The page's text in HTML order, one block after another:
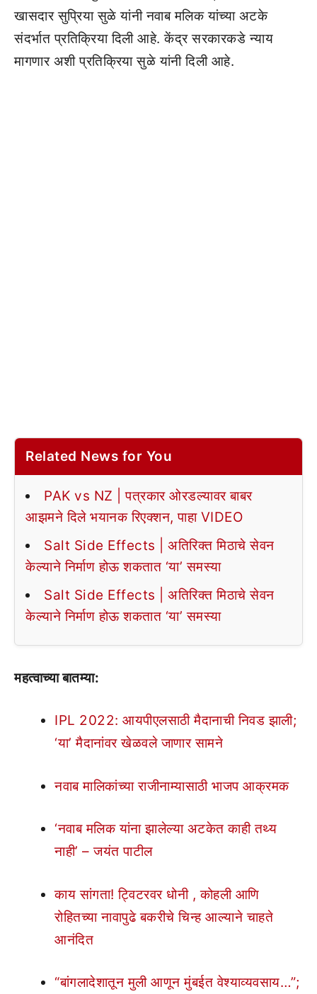
खासदार सुप्रिया सुळे यांनी नवाब मलिक यांच्या अटके
संदर्भात प्रतिक्रिया दिली आहे. केंद्र सरकारकडे न्याय
मागणार अशी प्रतिक्रिया सुळे यांनी दिली आहे.
Related News for You
PAK vs NZ | पत्रकार ओरडल्यावर बाबर
आझमने दिले भयानक रिएक्शन, पाहा VIDEO
Salt Side Effects | अतिरिक्त मिठाचे सेवन
केल्याने निर्माण होऊ शकतात ‘या’ समस्या
Salt Side Effects | अतिरिक्त मिठाचे सेवन
केल्याने निर्माण होऊ शकतात ‘या’ समस्या
महत्वाच्या बातम्या:
IPL 2022: आयपीएलसाठी मैदानाची निवड झाली;
‘या’ मैदानांवर खेळवले जाणार सामने
नवाब मालिकांच्या राजीनाम्यासाठी भाजप आक्रमक
‘नवाब मलिक यांना झालेल्या अटकेत काही तथ्य
नाही’ – जयंत पाटील
काय सांगता! ट्विटरवर धोनी , कोहली आणि
रोहितच्या नावापुढे बकरीचे चिन्ह आल्याने चाहते
आनंदित
“बांगलादेशातून मुली आणून मुंबईत वेश्याव्यवसाय…”;